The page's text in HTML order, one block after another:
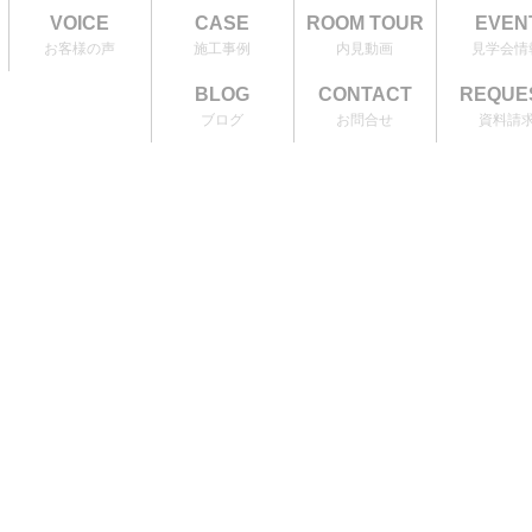
VOICE
お客様の声
CASE
施工事例
ROOM TOUR
内見動画
見学会
BLOG
ブログ
CONTACT
お問合せ
資料請